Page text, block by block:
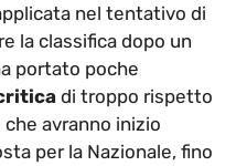
nel tentativo di
la classifica dopo un
portato poche
di troppo rispetto
avranno inizio
per la Nazionale, fino